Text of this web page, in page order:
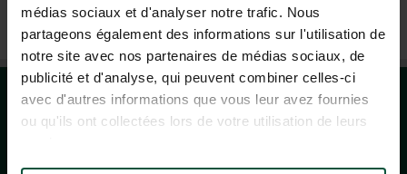
médias sociaux et d'analyser notre trafic. Nous
partageons également des informations sur l'utilisation de
notre site avec nos partenaires de médias sociaux, de
publicité et d'analyse, qui peuvent combiner celles-ci
avec d'autres informations que vous leur avez fournies
ou qu'ils ont collectées lors de votre utilisation de leurs
UTRECHT REISBUREAU